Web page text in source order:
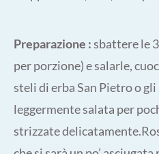
Preparazione :sbattere le
per porzione) e salarle,
steli di erba San Pietro o
leggermente salata per
strizzate